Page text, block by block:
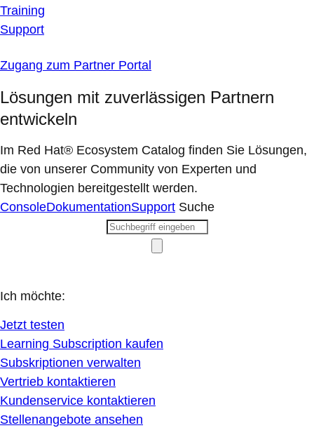
Training
Support
Zugang zum Partner Portal
Lösungen mit zuverlässigen Partnern
entwickeln
Im Red Hat® Ecosystem Catalog finden Sie Lösungen,
die von unserer Community von Experten und
Technologien bereitgestellt werden.
ConsoleDokumentationSupport Suche
Ich möchte:
Jetzt testen
Learning Subscription kaufen
Subskriptionen verwalten
Vertrieb kontaktieren
Kundenservice kontaktieren
Stellenangebote ansehen